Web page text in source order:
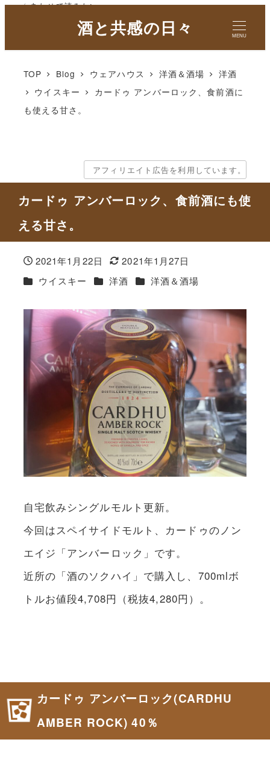
酒と共感の日々 MENU
TOP Blog ウェアハウス 洋酒＆酒場
洋酒
ウイスキー
カードゥ アンバーロック、食前酒に
も使える甘さ。
アフィリエイト広告を利用しています。
カードゥ アンバーロック、食前酒にも使
える甘さ。
2021年1月22日
2021年1月27日
カテゴリー
ウイスキー カテゴリー
洋酒 カテゴリー
洋酒＆酒場
自宅飲みシングルモルト更新。
今回はスペイサイドモルト、カードゥのノン
エイジ「アンバーロック」です。
近所の「酒のソクハイ」で購入し、700mlボ
トルお値段4,708円（税抜4,280円）。
カードゥ アンバーロック(CARDHU
AMBER ROCK) 40％
✓ あわせて読みたい